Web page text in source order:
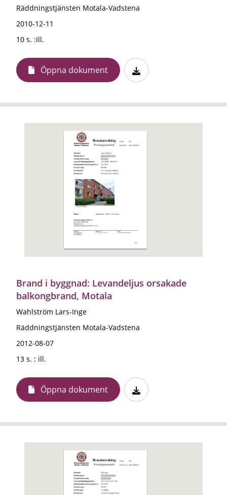
Räddningstjänsten Motala-Vadstena
2010-12-11
10 s. :ill.
Öppna dokument
Brand i byggnad: Levandeljus orsakade
balkongbrand, Motala
Wahlström Lars-Inge
Räddningstjänsten Motala-Vadstena
2012-08-07
13 s. : ill.
Öppna dokument